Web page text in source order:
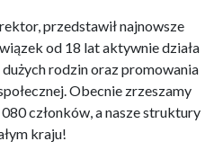
przedstawił najnowsze
od 18 lat aktywnie działa
rodzin oraz promowania
Obecnie zrzeszamy
członków, a nasze struktury
kraju!